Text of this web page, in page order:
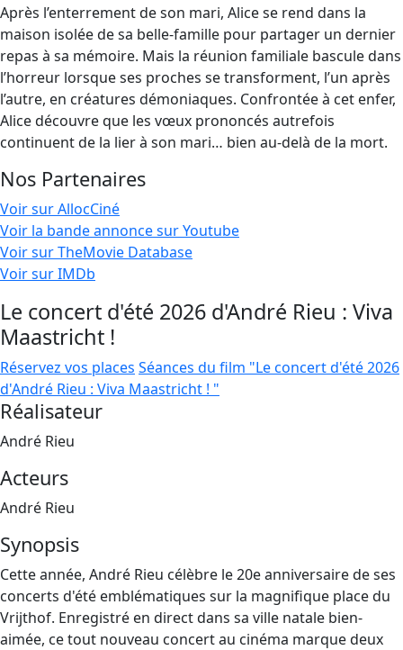
Après l’enterrement de son mari, Alice se rend dans la
maison isolée de sa belle-famille pour partager un dernier
repas à sa mémoire. Mais la réunion familiale bascule dans
l’horreur lorsque ses proches se transforment, l’un après
l’autre, en créatures démoniaques. Confrontée à cet enfer,
Alice découvre que les vœux prononcés autrefois
continuent de la lier à son mari… bien au-delà de la mort.
Nos Partenaires
Voir sur AllocCiné
Voir la bande annonce sur Youtube
Voir sur TheMovie Database
Voir sur IMDb
Le concert d'été 2026 d'André Rieu : Viva
Maastricht !
Réservez vos places Séances du film "Le concert d'été 2026
d'André Rieu : Viva Maastricht ! "
Réalisateur
André Rieu
Acteurs
André Rieu
Synopsis
Cette année, André Rieu célèbre le 20e anniversaire de ses
concerts d'été emblématiques sur la magnifique place du
Vrijthof. Enregistré en direct dans sa ville natale bien-
aimée, ce tout nouveau concert au cinéma marque deux